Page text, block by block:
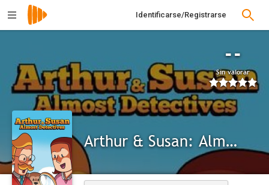
Identificarse/Registrarse
--
Sin valorar
Arthur & Susan: Almost Detectives